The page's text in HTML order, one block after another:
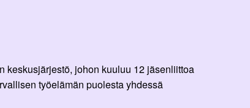
keskusjärjestö, johon kuuluu 12 jäsenliittoa
työelämän puolesta yhdessä